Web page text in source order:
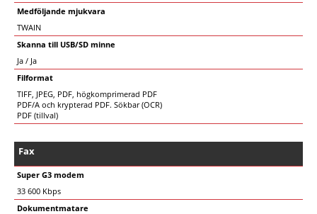
Medföljande mjukvara
TWAIN
Skanna till USB/SD minne
Ja / Ja
Filformat
TIFF, JPEG, PDF, högkomprimerad PDF
PDF/A och krypterad PDF. Sökbar (OCR)
PDF (tillval)
Fax
Super G3 modem
33 600 Kbps
Dokumentmatare